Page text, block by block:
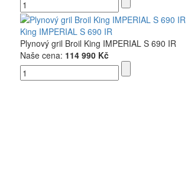
King IMPERIAL S 690 IR
Plynový gril Broil King IMPERIAL S 690 IR
Naše cena: 114 990 Kč